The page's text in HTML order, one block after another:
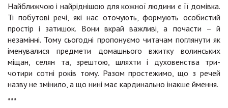
Найближчою і найріднішою для кожної людини є її домівка.
Ті побутові речі, які нас оточують, формують особистий
простір і затишок. Вони вкрай важливі, а почасти – й
незамінні. Тому сьогодні пропонуємо читачам поглянути як
іменувалися предмети домашнього вжитку волинських
міщан, селян та, зрештою, шляхти і духовенства три-
чотири сотні років тому. Разом простежимо, що з речей
назву не змінило, а що нині має кардинально інакше ймення.
***